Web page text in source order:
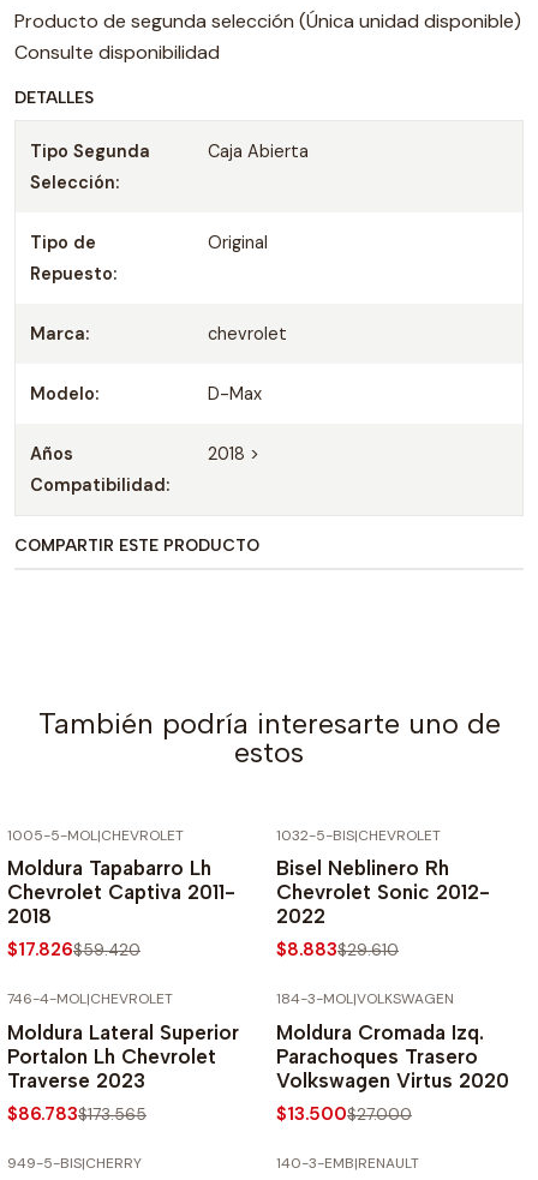
Producto de segunda selección (Única unidad disponible)
Consulte disponibilidad
DETALLES
Tipo Segunda
Selección:
Caja Abierta
Tipo de
Repuesto:
Original
Marca: chevrolet
Modelo: D-Max
Años
Compatibilidad:
2018 >
COMPARTIR ESTE PRODUCTO
También podría interesarte uno de
estos
1005-5-MOL|CHEVROLET
Moldura Tapabarro Lh
Chevrolet Captiva 2011-
2018
$17.826$59.420
1032-5-BIS|CHEVROLET
Bisel Neblinero Rh
Chevrolet Sonic 2012-
2022
$8.883$29.610
746-4-MOL|CHEVROLET
Moldura Lateral Superior
Portalon Lh Chevrolet
Traverse 2023
$86.783$173.565
184-3-MOL|VOLKSWAGEN
Moldura Cromada Izq.
Parachoques Trasero
Volkswagen Virtus 2020
$13.500$27.000
949-5-BIS|CHERRY 140-3-EMB|RENAULT